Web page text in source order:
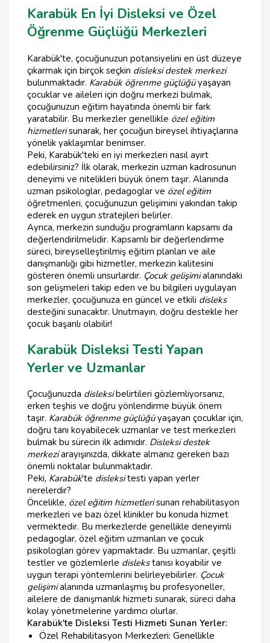
Karabük En İyi Disleksi ve Özel
Öğrenme Güçlüğü Merkezleri
Karabük'te, çocuğunuzun potansiyelini en üst düzeye
çıkarmak için birçok seçkin disleksi destek merkezi
bulunmaktadır. Karabük öğrenme güçlüğüyaşayan
çocuklar ve aileleri için doğru merkezi bulmak,
çocuğunuzun eğitim hayatında önemli bir fark
yaratabilir. Bu merkezler genellikle özel eğitim
hizmetlerisunarak, her çocuğun bireysel ihtiyaçlarına
yönelik yaklaşımlar benimser.
Peki, Karabük'teki en iyi merkezleri nasıl ayırt
edebilirsiniz? İlk olarak, merkezin uzman kadrosunun
deneyimi ve nitelikleri büyük önem taşır. Alanında
uzman psikologlar, pedagoglar ve özel eğitim
öğretmenleri, çocuğunuzun gelişimini yakından takip
ederek en uygun stratejileri belirler.
Ayrıca, merkezin sunduğu programların kapsamı da
değerlendirilmelidir. Kapsamlı bir değerlendirme
süreci, bireyselleştirilmiş eğitim planları ve aile
danışmanlığı gibi hizmetler, merkezin kalitesini
gösteren önemli unsurlardır. Çocuk gelişimialanındaki
son gelişmeleri takip eden ve bu bilgileri uygulayan
merkezler, çocuğunuza en güncel ve etkili disleks
desteğini sunacaktır. Unutmayın, doğru destekle her
çocuk başarılı olabilir!
Karabük Disleksi Testi Yapan
Yerler ve Uzmanlar
Çocuğunuzda disleksibelirtileri gözlemliyorsanız,
erken teşhis ve doğru yönlendirme büyük önem
taşır. Karabük öğrenme güçlüğüyaşayan çocuklar için,
doğru tanı koyabilecek uzmanlar ve test merkezleri
bulmak bu sürecin ilk adımıdır. Disleksi destek
merkeziarayışınızda, dikkate almanız gereken bazı
önemli noktalar bulunmaktadır.
Peki, Karabük'te disleksitesti yapan yerler
nerelerdir?
Öncelikle, özel eğitim hizmetlerisunan rehabilitasyon
merkezleri ve bazı özel klinikler bu konuda hizmet
vermektedir. Bu merkezlerde genellikle deneyimli
pedagoglar, özel eğitim uzmanları ve çocuk
psikologları görev yapmaktadır. Bu uzmanlar, çeşitli
testler ve gözlemlerle dislekstanısı koyabilir ve
uygun terapi yöntemlerini belirleyebilirler. Çocuk
gelişimialanında uzmanlaşmış bu profesyoneller,
ailelere de danışmanlık hizmeti sunarak, süreci daha
kolay yönetmelerine yardımcı olurlar.
Karabük'te Disleksi Testi Hizmeti Sunan Yerler:
Özel Rehabilitasyon Merkezleri: Genellikle